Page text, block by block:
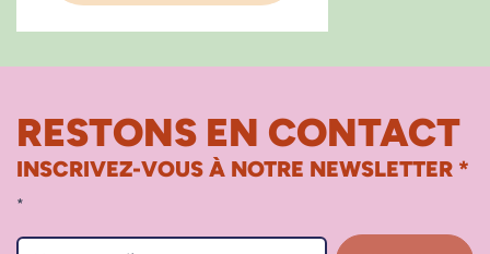
RESTONS EN CONTACT
INSCRIVEZ-VOUS À NOTRE NEWSLETTER *
*